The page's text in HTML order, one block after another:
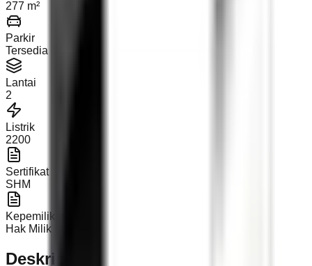
277 m²
Parkir
Tersedia
Lantai
2
Listrik
2200
Sertifikat
SHM
Kepemilikan
Hak Milik
Deskripsi